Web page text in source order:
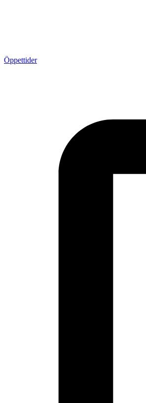
Öppettider